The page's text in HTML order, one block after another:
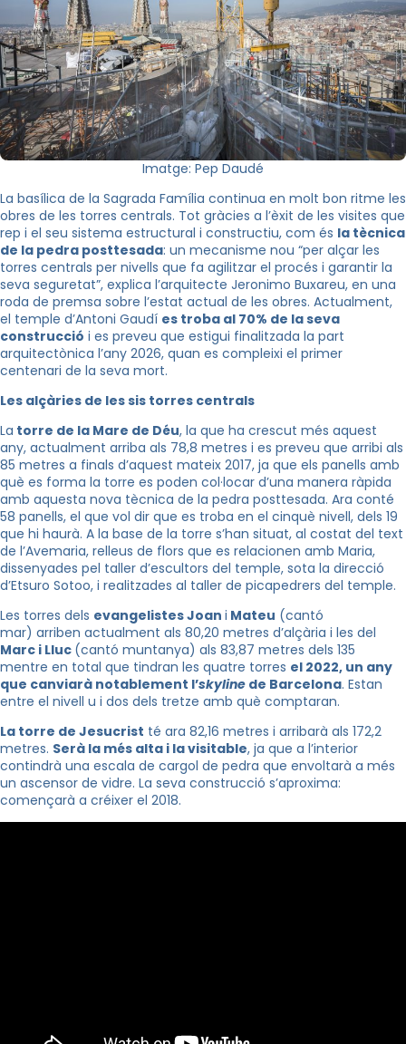
Imatge: Pep Daudé
La basílica de la Sagrada Família continua en molt bon ritme les
obres de les torres centrals. Tot gràcies a l’èxit de les visites que
rep i el seu sistema estructural i constructiu, com és la tècnica
de la pedra posttesada: un mecanisme nou “per alçar les
torres centrals per nivells que fa agilitzar el procés i garantir la
seva seguretat”, explica l’arquitecte Jeronimo Buxareu, en una
roda de premsa sobre l’estat actual de les obres. Actualment,
el temple d’Antoni Gaudí es troba al 70% de la seva
construcció i es preveu que estigui finalitzada la part
arquitectònica l’any 2026, quan es compleixi el primer
centenari de la seva mort.
Les alçàries de les sis torres centrals
La torre de la Mare de Déu, la que ha crescut més aquest
any, actualment arriba als 78,8 metres i es preveu que arribi als
85 metres a finals d’aquest mateix 2017, ja que els panells amb
què es forma la torre es poden col·locar d’una manera ràpida
amb aquesta nova tècnica de la pedra posttesada. Ara conté
58 panells, el que vol dir que es troba en el cinquè nivell, dels 19
que hi haurà. A la base de la torre s’han situat, al costat del text
de l’Avemaria, relleus de flors que es relacionen amb Maria,
dissenyades pel taller d’escultors del temple, sota la direcció
d’Etsuro Sotoo, i realitzades al taller de picapedrers del temple.
Les torres dels evangelistes Joan i Mateu (cantó
mar) arriben actualment als 80,20 metres d’alçària i les del
Marc i Lluc (cantó muntanya) als 83,87 metres dels 135
mentre en total que tindran les quatre torres el 2022, un any
que canviarà notablement l’skyline de Barcelona. Estan
entre el nivell u i dos dels tretze amb què comptaran.
La torre de Jesucrist té ara 82,16 metres i arribarà als 172,2
metres. Serà la més alta i la visitable, ja que a l’interior
contindrà una escala de cargol de pedra que envoltarà a més
un ascensor de vidre. La seva construcció s’aproxima:
començarà a créixer el 2018.